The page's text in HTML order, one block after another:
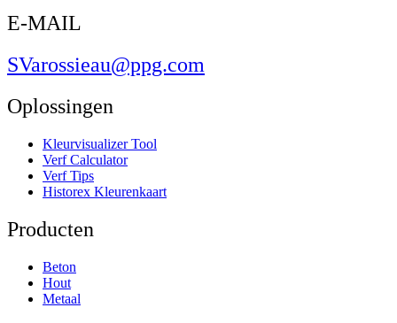
E-MAIL
SVarossieau@ppg.com
Oplossingen
Kleurvisualizer Tool
Verf Calculator
Verf Tips
Historex Kleurenkaart
Producten
Beton
Hout
Metaal